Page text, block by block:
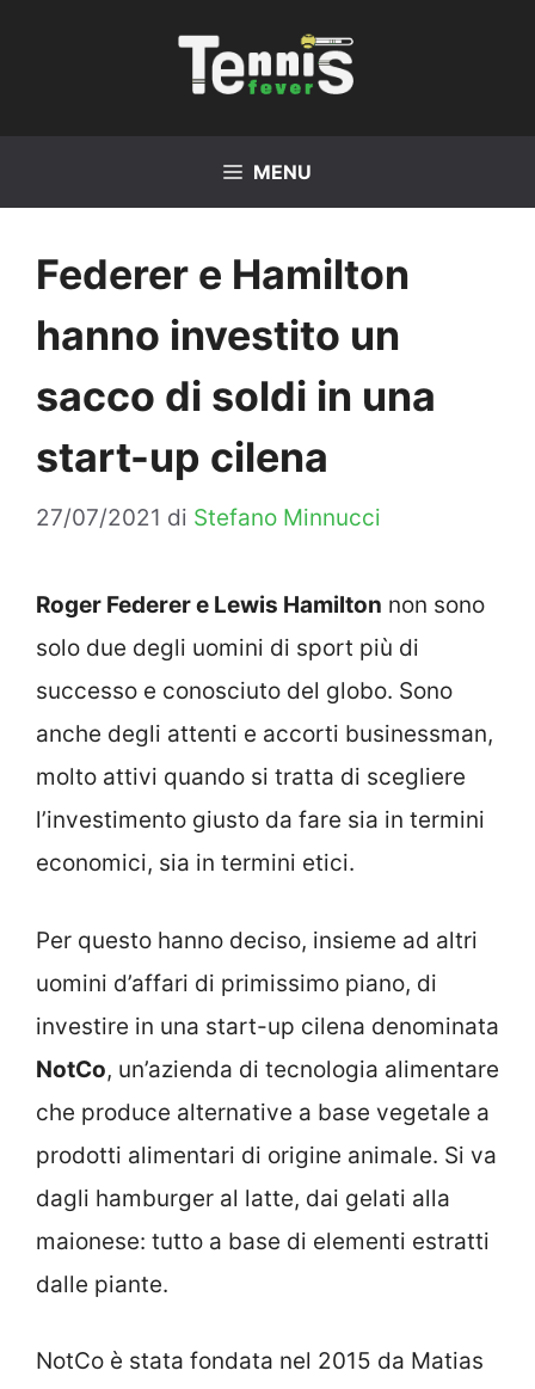
MENU
Federer e Hamilton
hanno investito un
sacco di soldi in una
start-up cilena
27/07/2021 di Stefano Minnucci
Roger Federer e Lewis Hamilton non sono
solo due degli uomini di sport più di
successo e conosciuto del globo. Sono
anche degli attenti e accorti businessman,
molto attivi quando si tratta di scegliere
l’investimento giusto da fare sia in termini
economici, sia in termini etici.
Per questo hanno deciso, insieme ad altri
uomini d’affari di primissimo piano, di
investire in una start-up cilena denominata
NotCo, un’azienda di tecnologia alimentare
che produce alternative a base vegetale a
prodotti alimentari di origine animale. Si va
dagli hamburger al latte, dai gelati alla
maionese: tutto a base di elementi estratti
dalle piante.
NotCo è stata fondata nel 2015 da Matias